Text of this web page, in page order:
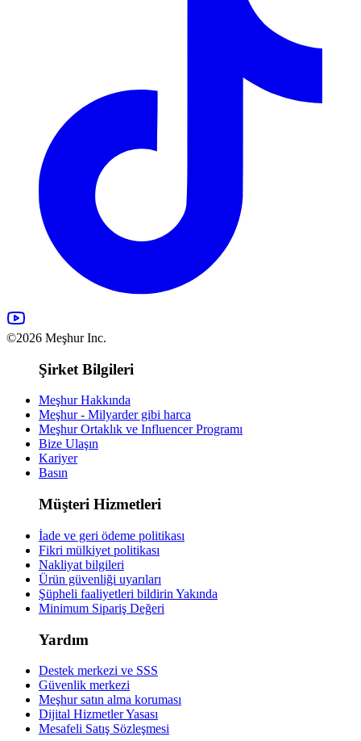
©2026 Meşhur Inc.
Şirket Bilgileri
Meşhur Hakkında
Meşhur - Milyarder gibi harca
Meşhur Ortaklık ve Influencer Programı
Bize Ulaşın
Kariyer
Basın
Müşteri Hizmetleri
İade ve geri ödeme politikası
Fikri mülkiyet politikası
Nakliyat bilgileri
Ürün güvenliği uyarıları
Şüpheli faaliyetleri bildirin Yakında
Minimum Sipariş Değeri
Yardım
Destek merkezi ve SSS
Güvenlik merkezi
Meşhur satın alma koruması
Dijital Hizmetler Yasası
Mesafeli Satış Sözleşmesi